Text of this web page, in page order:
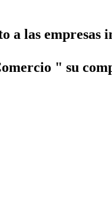
las empresas
" su